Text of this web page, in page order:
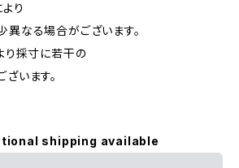
り
なる場合がございます。
採寸に若干の
います。
shipping available